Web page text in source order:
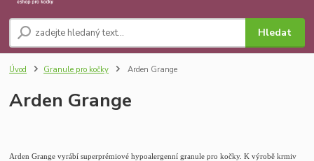
Hledat
Úvod Granule pro kočky Arden Grange
Arden Grange
Arden Grange vyrábí superprémiové hypoalergenní granule pro kočky. K výrobě krmiv